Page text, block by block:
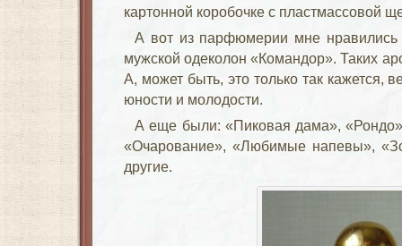
картонной коробочке с пластмассовой
А вот из парфюмерии мне нравились
мужской одеколон «Командор». Таких
А, может быть, это только так кажется,
юности и молодости.
А еще были: «Пиковая дама»,
«Очарование», «Любимые напевы»,
другие.